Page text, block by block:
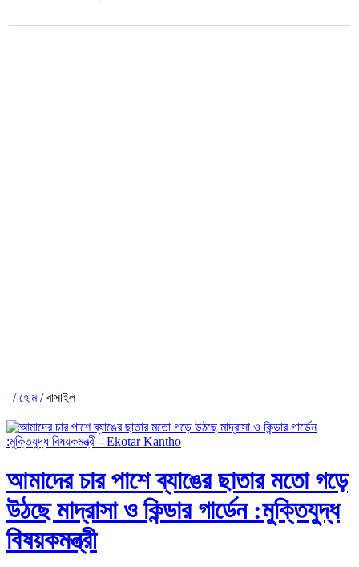
/ হোম/ বাসাইল
আমাদের চার পাশে ব্যাঙের ছাতার মতো গড়ে
উঠছে মাদ্রাসা ও কিন্ডার গার্ডেন :মুক্তিযুদ্ধ
বিষয়কমন্ত্রী